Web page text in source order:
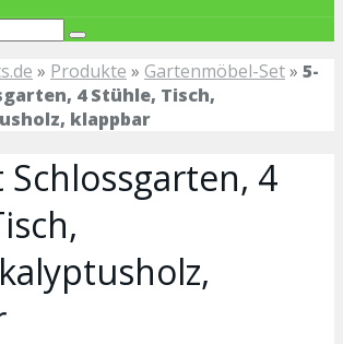
» Produkte » Gartenmöbel-Set» 5-
4 Stühle, Tisch,
klappbar
Schlossgarten, 4